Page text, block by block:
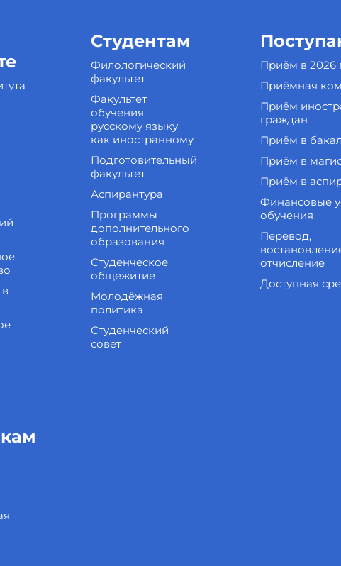
Студентам
Филологический
факультет
Факультет
обучения
русскому языку
как иностранному
Подготовительный
факультет
Аспирантура
Программы
дополнительного
образования
Студенческое
общежитие
Молодёжная
политика
Студенческий
совет
Приём в 2026
Приёмная
Приём
граждан
Приём в
Приём в
Приём в
Финансовые
обучения
Перевод,
отчисление
Доступная